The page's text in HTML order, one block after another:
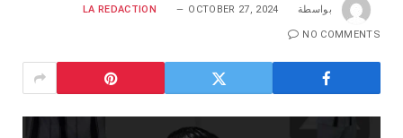
بواسطة LA REDACTION OCTOBER 27, 2024
NO COMMENTS